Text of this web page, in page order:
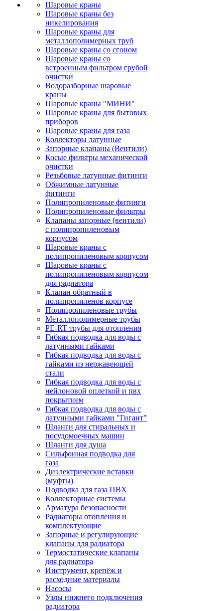
Шаровые краны
Шаровые краны без
никелирования
Шаровые краны для
металлополимерных труб
Шаровые краны со сгоном
Шаровые краны со
встроенным фильтром грубой
очистки
Водоразборные шаровые
краны
Шаровые краны "МИНИ"
Шаровые краны для бытовых
приборов
Шаровые краны для газа
Коллекторы латунные
Запорные клапаны (Вентили)
Косые фильтры механической
очистки
Резьбовые латунные фитинги
Обжимные латунные
фитинги
Полипропиленовые фитинги
Полипропиленовые фильтры
Клапаны запорные (вентили)
с полипропиленовым
корпусом
Шаровые краны с
полипропиленовым корпусом
Шаровые краны с
полипропиленовым корпусом
для радиатора
Клапан обратный в
полипропиленов корпусе
Полипропиленовые трубы
Металлополимерные трубы
PE-RT трубы для отопления
Гибкая подводка для воды с
латунными гайками
Гибкая подводка для воды с
гайками из нержавеющей
стали
Гибкая подводка для воды с
нейлоновой оплеткой и пвх
покрытием
Гибкая подводка для воды с
латунными гайками "Гигант"
Шланги для стиральных и
посудомоечных машин
Шланги для душа
Сильфонная подводка для
газа
Диэлектрические вставки
(муфты)
Подводка для газа ПВХ
Коллекторные системы
Арматура безопасности
Радиаторы отопления и
комплектующие
Запорные и регулирующие
клапаны для радиатора
Термостатические клапаны
для радиатора
Инструмент, крепёж и
расходные материалы
Насосы
Узлы нижнего подключения
радиатора